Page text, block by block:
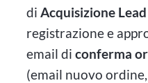
diAcquisizione Lead
registrazione e
email diconferma
(email nuovo